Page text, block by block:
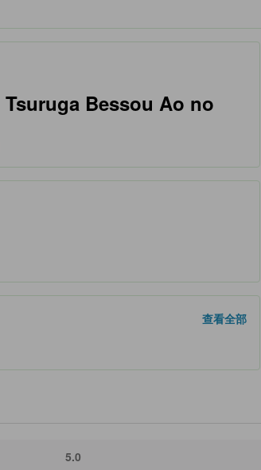
Tsuruga Bessou Ao no
服务等方面的水平参考。
查看全部
5.0